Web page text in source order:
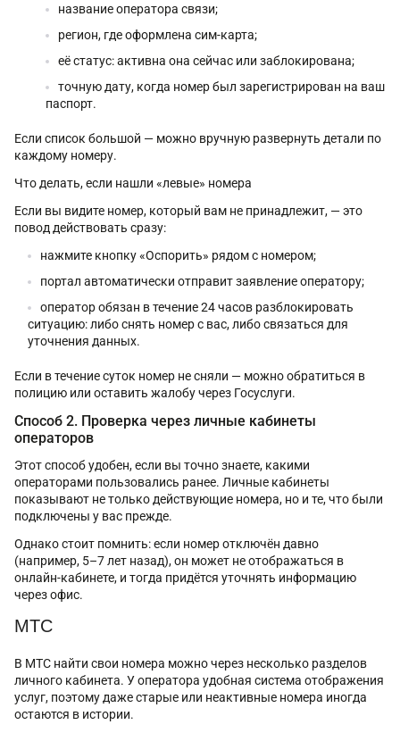
название оператора связи;
регион, где оформлена сим-карта;
её статус: активна она сейчас или заблокирована;
точную дату, когда номер был зарегистрирован на ваш
паспорт.
Если список большой — можно вручную развернуть детали по
каждому номеру.
Что делать, если нашли «левые» номера
Если вы видите номер, который вам не принадлежит, — это
повод действовать сразу:
нажмите кнопку «Оспорить» рядом с номером;
портал автоматически отправит заявление оператору;
оператор обязан в течение 24 часов разблокировать
ситуацию: либо снять номер с вас, либо связаться для
уточнения данных.
Если в течение суток номер не сняли — можно обратиться в
полицию или оставить жалобу через Госуслуги.
Способ 2. Проверка через личные кабинеты
операторов
Этот способ удобен, если вы точно знаете, какими
операторами пользовались ранее. Личные кабинеты
показывают не только действующие номера, но и те, что были
подключены у вас прежде.
Однако стоит помнить: если номер отключён давно
(например, 5–7 лет назад), он может не отображаться в
онлайн-кабинете, и тогда придётся уточнять информацию
через офис.
МТС
В МТС найти свои номера можно через несколько разделов
личного кабинета. У оператора удобная система отображения
услуг, поэтому даже старые или неактивные номера иногда
остаются в истории.